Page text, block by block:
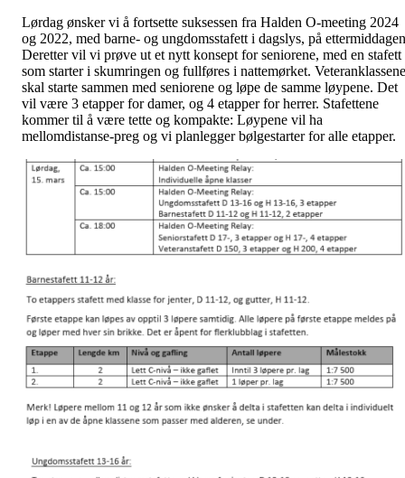
Lørdag ønsker vi å fortsette suksessen fra Halden O-meeting 2024
og 2022, med barne- og ungdomsstafett i dagslys, på
Deretter vil vi prøve ut et nytt konsept for seniorene, med en stafett
som starter i skumringen og fullføres i nattemørket. Veteranklassene
skal starte sammen med seniorene og løpe de samme løypene. Det
vil være 3 etapper for damer, og 4 etapper for herrer. Stafettene
kommer til å være tette og kompakte: Løypene vil ha
mellomdistanse-preg og vi planlegger bølgestarter for alle etapper.